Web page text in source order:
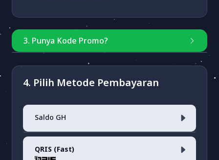
3. Punya Kode Promo?
Masukkan kode
4. Pilih Metode Pembayaran
Saldo GH
Saldo Akun
QRIS (Fast)